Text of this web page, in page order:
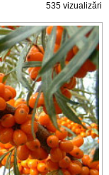
535 vizualizări